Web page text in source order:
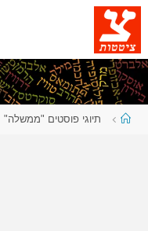
דלגו
לתוכן
עמודתיוגי פוסטים "ממשלה"